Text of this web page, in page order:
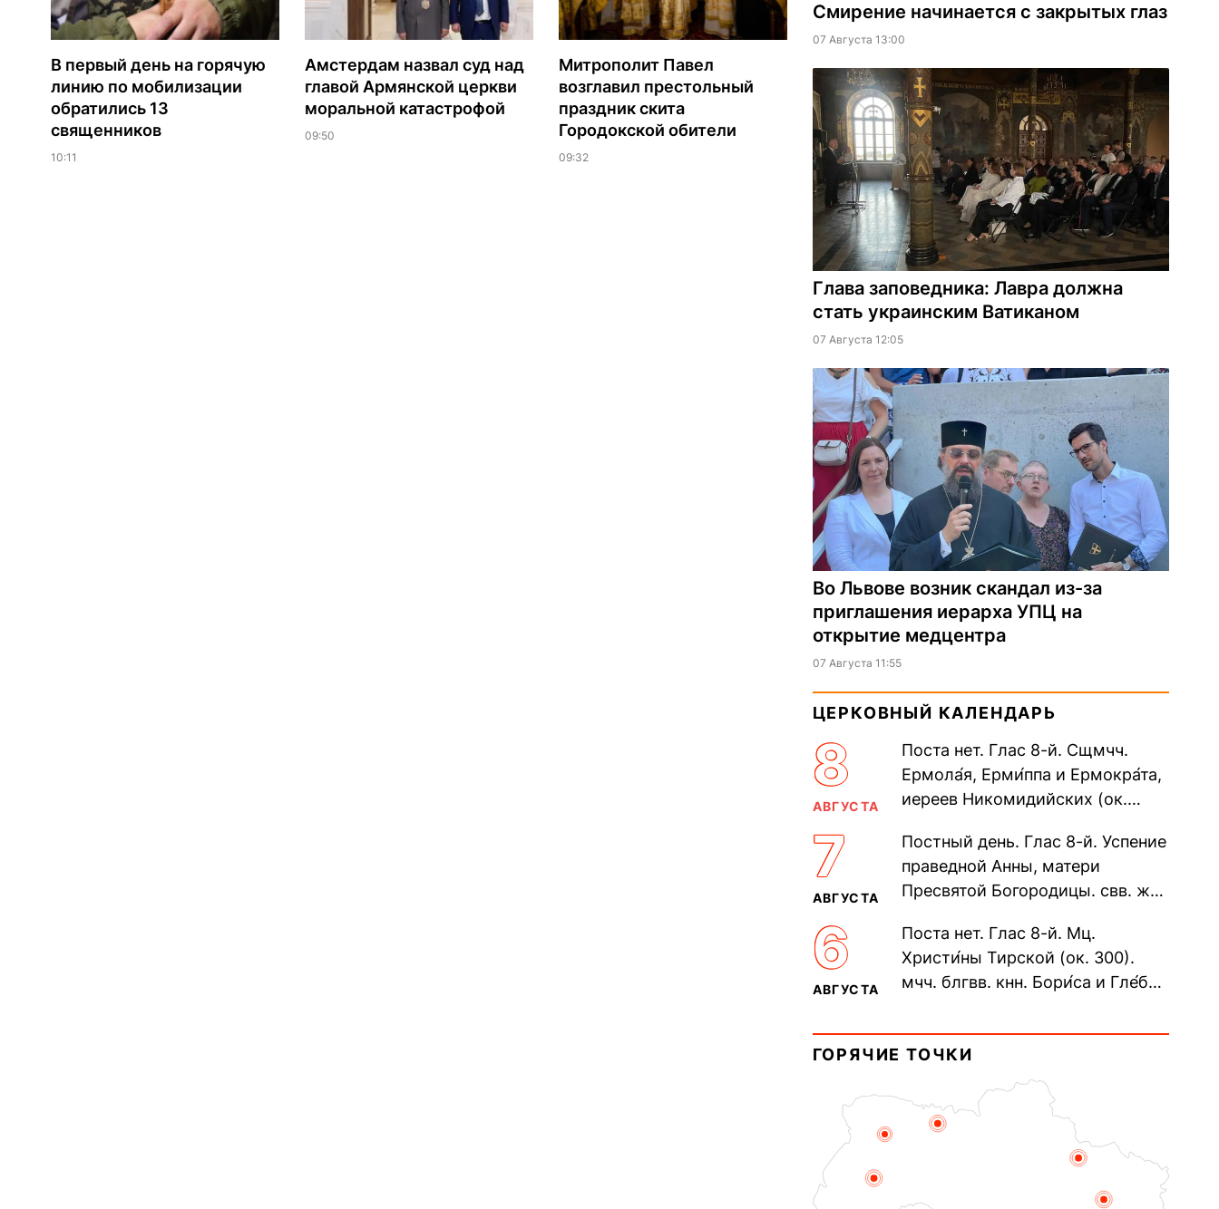
В первый день на горячую
линию по мобилизации
обратились 13
священников
10:11
Амстердам назвал суд над
главой Армянской церкви
моральной катастрофой
09:50
Митрополит Павел
возглавил престольный
праздник скита
Городокской обители
09:32
Смирение начинается с закрытых глаз
07 Августа 13:00
Глава заповедника: Лавра должна
стать украинским Ватиканом
07 Августа 12:05
Во Львове возник скандал из-за
приглашения иерарха УПЦ на
открытие медцентра
07 Августа 11:55
ЦЕРКОВНЫЙ КАЛЕНДАРЬ
8
АВГУСТА
Поста нет. Глас 8-й. Сщмчч.
Ермола́я, Ерми́ппа и Ермокра́та,
иереев Никомидийских (ок.
Печерского, в Ближних
пещерах...
7
АВГУСТА
Постный день. Глас 8-й. Успение
праведной Анны, матери
Пресвятой Богородицы. свв. жен
прп. Евпракси́и девы,...
6
АВГУСТА
Поста нет. Глас 8-й. Мц.
Христи́ны Тирской (ок. 300).
мчч. блгвв. кнн. Бори́са и Гле́ба,
Дави́да (1015). Прп....
ГОРЯЧИЕ ТОЧКИ